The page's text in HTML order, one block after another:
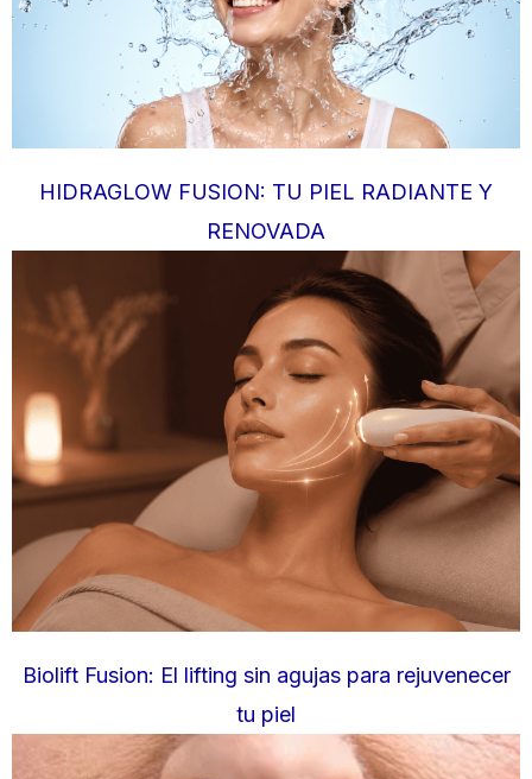
HIDRAGLOW FUSION: TU PIEL RADIANTE Y
RENOVADA
Biolift Fusion: El lifting sin agujas para rejuvenecer
tu piel